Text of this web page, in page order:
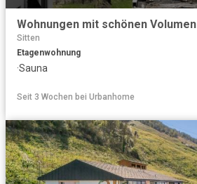
Wohnungen mit schönen Volumen
Sitten
Etagenwohnung
·Sauna
Seit 3 Wochen bei Urbanhome